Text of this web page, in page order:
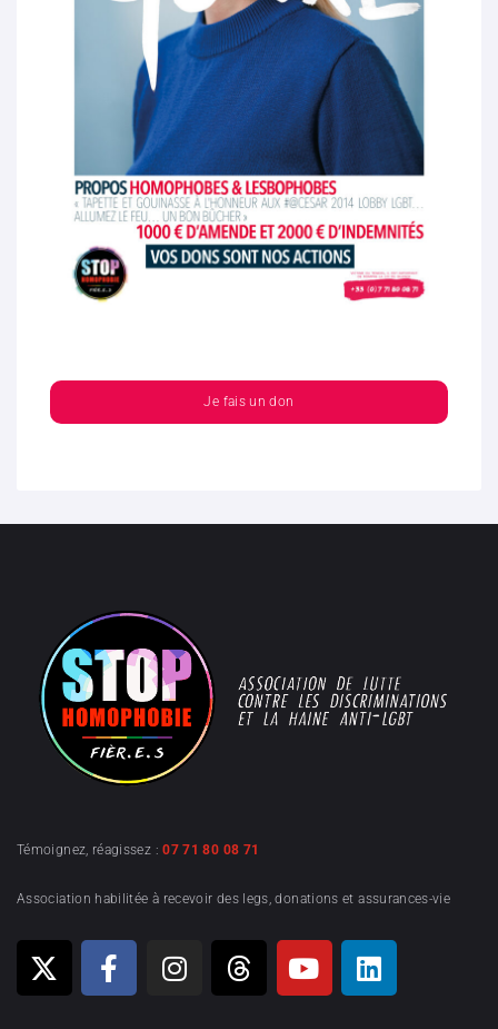
Je fais un don
Témoignez, réagissez :07 71 80 08 71
Association habilitée à recevoir des legs, donations et assurances-vie